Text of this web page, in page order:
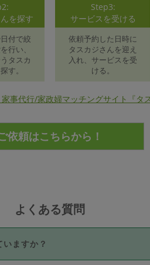
を探す
付で絞
行い、
タスカ
す。
Step3:
サービスを受ける
依頼予約した日時に
タスカジさんを迎え
入れ、サービスを受
ける。
事代行/家政婦マッチングサイト『タ
よくある質問
ますか？